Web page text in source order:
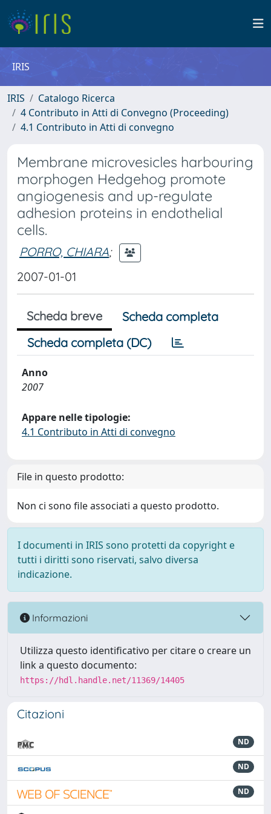
IRIS
IRIS
Catalogo Ricerca
4 Contributo in Atti di Convegno (Proceeding)
4.1 Contributo in Atti di convegno
Membrane microvesicles harbouring
morphogen Hedgehog promote
angiogenesis and up-regulate
adhesion proteins in endothelial
cells.
PORRO, CHIARA;
2007-01-01
Scheda breve
Scheda completa
Scheda completa (DC)
Anno
2007
Appare nelle tipologie:
4.1 Contributo in Atti di convegno
File in questo prodotto:
Non ci sono file associati a questo prodotto.
I documenti in IRIS sono protetti da copyright e
tutti i diritti sono riservati, salvo diversa
indicazione.
Informazioni
Utilizza questo identificativo per citare o creare un
link a questo documento:
https://hdl.handle.net/11369/14405
Citazioni
ND
ND
ND